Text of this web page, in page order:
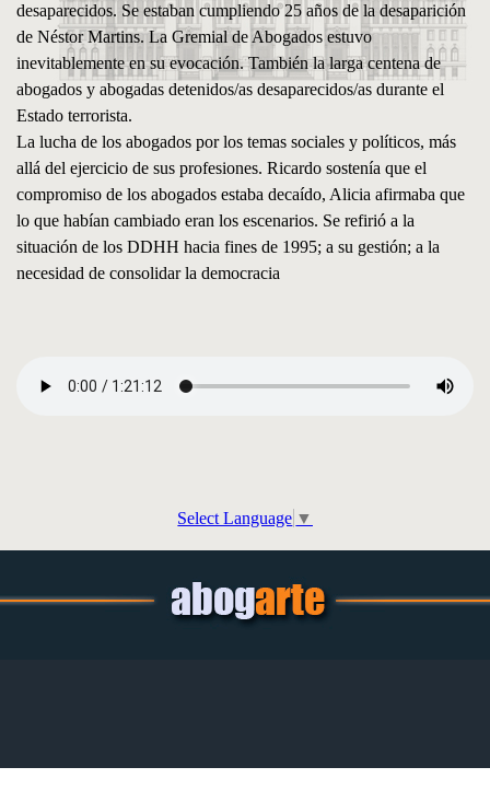
desaparecidos. Se estaban cumpliendo 25 años de la desaparición
de Néstor Martins. La Gremial de Abogados estuvo
inevitablemente en su evocación. También la larga centena de
abogados y abogadas detenidos/as desaparecidos/as durante el
Estado terrorista.
La lucha de los abogados por los temas sociales y políticos, más
allá del ejercicio de sus profesiones. Ricardo sostenía que el
compromiso de los abogados estaba decaído, Alicia afirmaba que
lo que habían cambiado eran los escenarios. Se refirió a la
situación de los DDHH hacia fines de 1995; a su gestión; a la
necesidad de consolidar la democracia
Select Language ▼